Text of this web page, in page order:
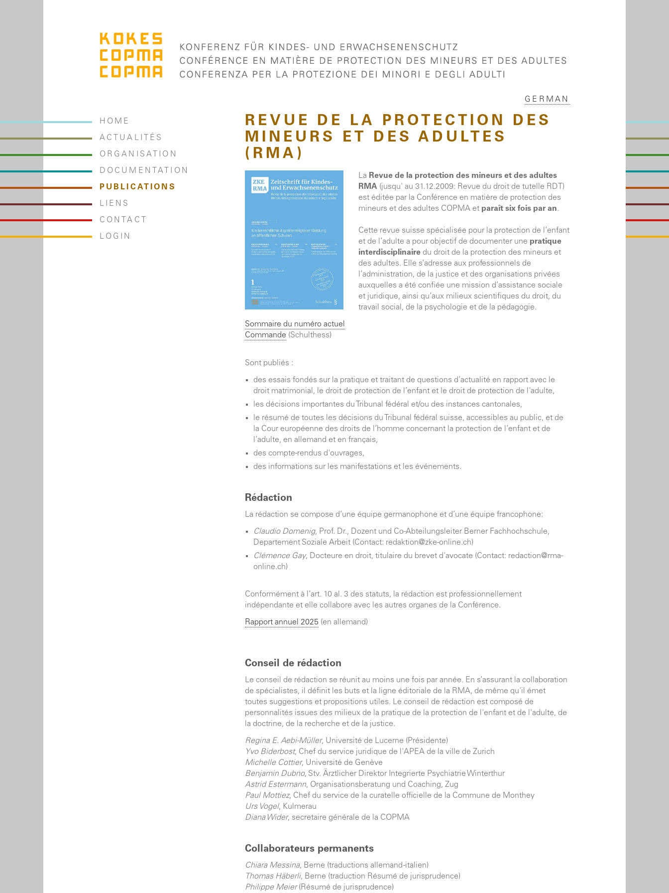
GERMAN
HOME
ACTUALITÉS
ORGANISATION
DOCUMENTATION
PUBLICATIONS
LIENS
CONTACT
LOGIN
REVUE DE LA PROTECTION DES
MINEURS ET DES ADULTES
(RMA)
La Revue de la protection des mineurs et des adultes
RMA (jusqu' au 31.12.2009: Revue du droit de tutelle RDT)
est éditée par la Conférence en matière de protection des
mineurs et des adultes COPMA et paraît six fois par an.
Cette revue suisse spécialisée pour la protection de l’enfant
et de l’adulte a pour objectif de documenter une pratique
interdisciplinairedu droit de la protection des mineurs et
des adultes. Elle s’adresse aux professionnels de
l’administration, de la justice et des organisations privées
auxquelles a été confiée une mission d’assistance sociale
et juridique, ainsi qu’aux milieux scientifiques du droit, du
travail social, de la psychologie et de la pédagogie.
Sommaire du numéro actuel
Commande (Schulthess)
Sont publiés :
des essais fondés sur la pratique et traitant de questions d’actualité en rapport avec le
droit matrimonial, le droit de protection de l’enfant et le droit de protection de l'adulte,
les décisions importantes du Tribunal fédéral et/ou des instances cantonales,
le résumé de toutes les décisions du Tribunal fédéral suisse, accessibles au public, et de
la Cour européenne des droits de l’homme concernant la protection de l’enfant et de
l’adulte, en allemand et en français,
des compte-rendus d'ouvrages,
des informations sur les manifestations et les événements.
Rédaction
La rédaction se compose d’une équipe germanophone et d’une équipe francophone:
Claudio Domenig, Prof. Dr., Dozent und Co-Abteilungsleiter Berner Fachhochschule,
Departement Soziale Arbeit (Contact: redaktion@zke-online.ch)
Clémence Gay, Docteure en droit, titulaire du brevet d'avocate (Contact: redaction@rma-
online.ch)
Conformément à l’art. 10 al. 3 des statuts, la rédaction est professionnellement
indépendante et elle collabore avec les autres organes de la Conférence.
Rapport annuel 2025 (en allemand)
Conseil de rédaction
Le conseil de rédaction se réunit au moins une fois par année. En s’assurant la collaboration
de spécialistes, il définit les buts et la ligne éditoriale de la RMA, de même qu'il émet
toutes suggestions et propositions utiles. Le conseil de rédaction est composé de
personnalités issues des milieux de la pratique de la protection de l'enfant et de l'adulte, de
la doctrine, de la recherche et de la justice.
Regina E. Aebi-Müller, Université de Lucerne (Présidente)
Yvo Biderbost, Chef du service juridique de l'APEA de la ville de Zurich
Michelle Cottier, Université de Genève
Benjamin Dubno, Stv. Ärztlicher Direktor Integrierte Psychiatrie Winterthur
Astrid Estermann, Organisationsberatung und Coaching, Zug
Paul Mottiez, Chef du service de la curatelle officielle de la Commune de Monthey
Urs Vogel, Kulmerau
Diana Wider, secretaire générale de la COPMA
Collaborateurs permanents
Chiara Messina, Berne (traductions allemand -italien)
Thomas Häberli, Berne (traduction Résumé de jurisprudence)
Philippe Meier(Résumé de jurisprudence)